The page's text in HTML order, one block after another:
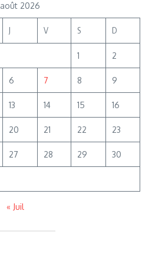
août 2026
J V S D
1 2
6 7 8 9
13 14 15 16
20 21 22 23
27 28 29 30
« Juil